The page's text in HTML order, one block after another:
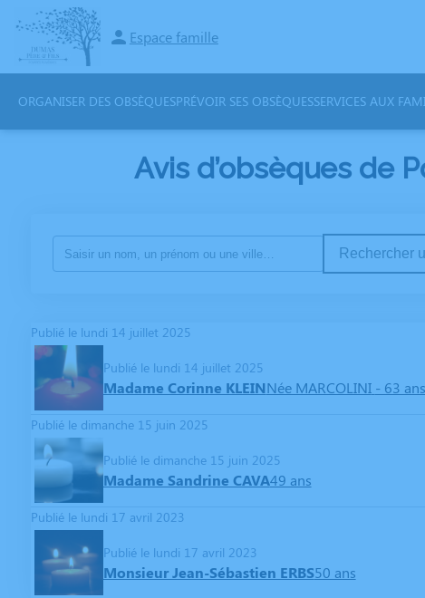
Espace famille
ORGANISER DES OBSÈQUESPRÉVOIR SES OBSÈQUESSERVICES AUX
Avis d’obsèques de
Rechercher
Publié le lundi 14 juillet 2025
Publié le lundi 14 juillet 2025
Madame Corinne KLEINNée MARCOLINI - 63 ans
Publié le dimanche 15 juin 2025
Publié le dimanche 15 juin 2025
Madame Sandrine CAVA49 ans
Publié le lundi 17 avril 2023
Publié le lundi 17 avril 2023
Monsieur Jean-Sébastien ERBS50 ans